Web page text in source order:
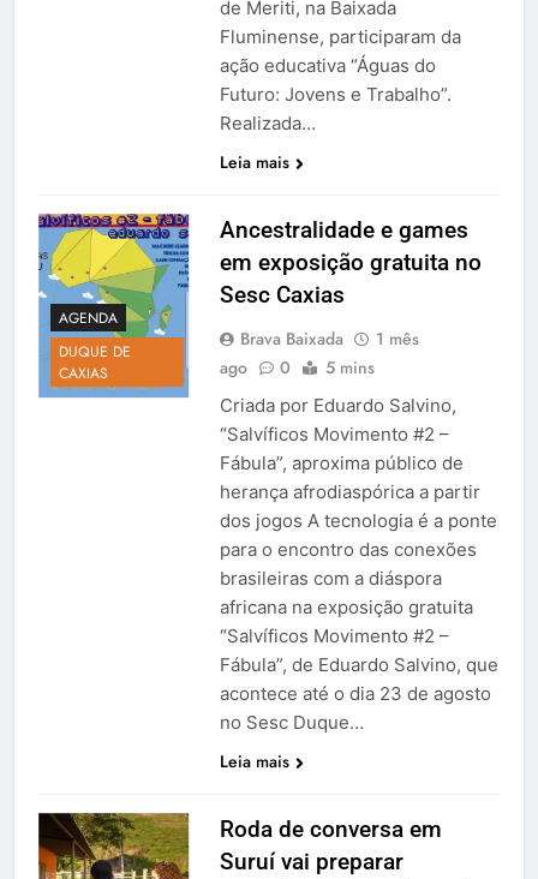
de Meriti, na Baixada
Fluminense, participaram da
ação educativa “Águas do
Futuro: Jovens e Trabalho”.
Realizada…
Leia mais
AGENDA
DUQUE DE
CAXIAS
Ancestralidade e games
em exposição gratuita no
Sesc Caxias
Brava Baixada
1 mês
ago
0 5 mins
Criada por Eduardo Salvino,
“Salvíficos Movimento #2 –
Fábula”, aproxima público de
herança afrodiaspórica a partir
dos jogos A tecnologia é a ponte
para o encontro das conexões
brasileiras com a diáspora
africana na exposição gratuita
“Salvíficos Movimento #2 –
Fábula”, de Eduardo Salvino, que
acontece até o dia 23 de agosto
no Sesc Duque…
Leia mais
Roda de conversa em
Suruí vai preparar